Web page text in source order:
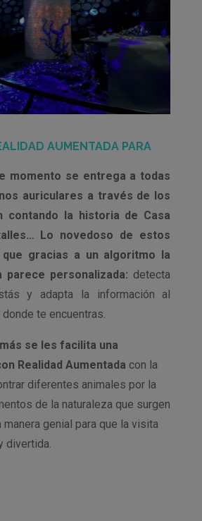
AUMENTADA PARA
momento se entrega a todas
auriculares a través de los
contando la historia de Casa
Lo novedoso de estos
gracias a un algoritmo la
personalizada: detecta
y adapta la información al
te encuentras.
se les facilita una
Realidad Aumentada con la
diferentes animales por la
de la naturaleza que surgen
genial para que la visita
divertida.